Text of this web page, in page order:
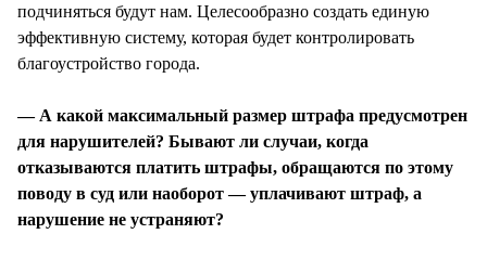
подчиняться будут нам. Целесообразно создать единую
эффективную систему, которая будет контролировать
благоустройство города.
— А какой максимальный размер штрафа предусмотрен
для нарушителей? Бывают ли случаи, когда
отказываются платить штрафы, обращаются по этому
поводу в суд или наоборот — уплачивают штраф, а
нарушение не устраняют?